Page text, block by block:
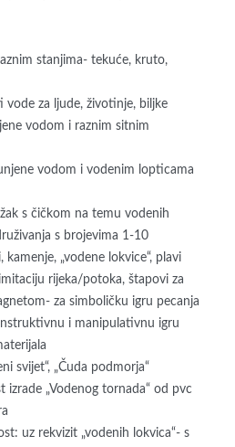
stanjima- tekuće, kruto,
vode za ljude, životinje, biljke
vodom i raznim sitnim
vodom i vodenim lopticama
s čičkom na temu vodenih
s brojevima 1-10
„vodene lokvice“, plavi
rijeka/potoka, štapovi za
za simboličku igru pecanja
i manipulativnu igru
svijet“, „Čuda podmorja“
izrade „Vodenog tornada“ od pvc
uz rekvizit „vodenih lokvica“- s